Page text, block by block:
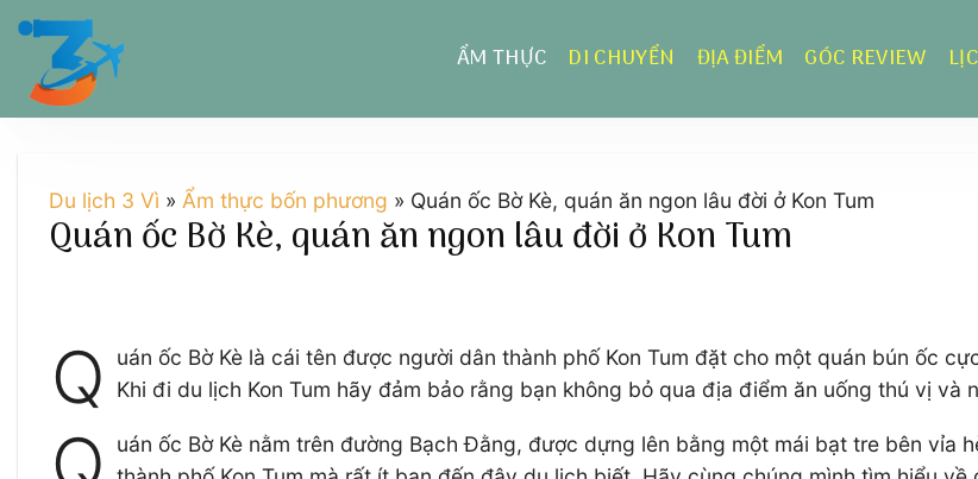
Chuyển
dung
ẨM THỰC DI CHUYỂN ĐỊA ĐIỂM GÓC REVIEW
Du lịch 3 Vì » Ẩm thực bốn phương » Quán ốc Bờ Kè, quán ăn ngon lâu đời ở Kon Tum
Quán ốc Bờ Kè, quán ăn ngon lâu đời ở Kon Tum
Q
uán ốc Bờ Kè là cái tên được người dân thành phố Kon Tum đặt cho một quán bún ốc
Khi đi du lịch Kon Tum hãy đảm bảo rằng bạn không bỏ qua địa điểm ăn uống thú vị và
uán ốc Bờ Kè nằm trên đường Bạch Đằng, được dựng lên bằng một mái bạt tre bên vỉa